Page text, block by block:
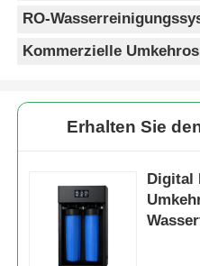
Ro-Membranwohnung
Enthärter-Solebehälter
Ionenaustauschharz
returns. Great
RO-
Kommerzielle
Erhalten Sie
Digital